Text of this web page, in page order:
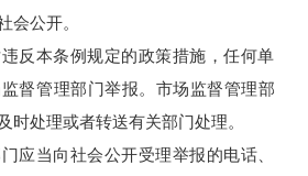
会公开。
本条例规定的政策措施，任何单
督管理部门举报。市场监督管理部
时处理或者转送有关部门处理。
当向社会公开受理举报的电话、